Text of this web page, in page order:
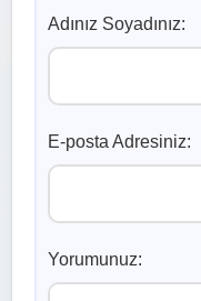
Adınız Soyadınız:
E-posta Adresiniz:
Yorumunuz: